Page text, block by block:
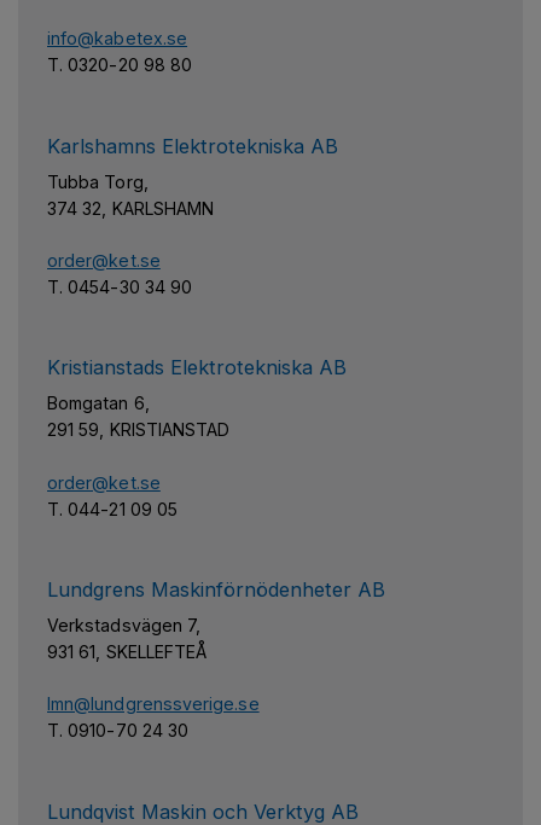
info@kabetex.se
T. 0320-20 98 80
Karlshamns Elektrotekniska AB
Tubba Torg,
374 32, KARLSHAMN
order@ket.se
T. 0454-30 34 90
Kristianstads Elektrotekniska AB
Bomgatan 6,
291 59, KRISTIANSTAD
order@ket.se
T. 044-21 09 05
Lundgrens Maskinförnödenheter AB
Verkstadsvägen 7,
931 61, SKELLEFTEÅ
lmn@lundgrenssverige.se
T. 0910-70 24 30
Lundqvist Maskin och Verktyg AB